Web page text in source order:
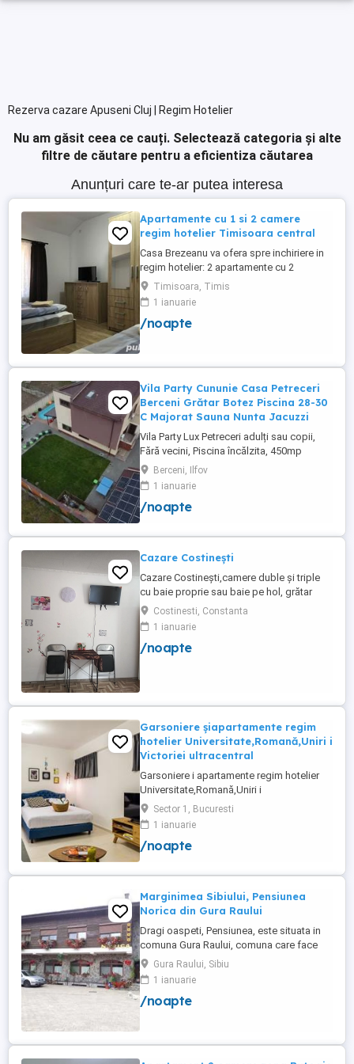
Rezerva cazare Apuseni Cluj | Regim Hotelier
Nu am găsit ceea ce cauți. Selectează categoria și alte
filtre de căutare pentru a eficientiza căutarea
Anunțuri care te-ar putea interesa
Apartamente cu 1 si 2 camere
regim hotelier Timisoara central
Casa Brezeanu va ofera spre inchiriere in
regim hotelier: 2 apartamente cu 2
dormitoare, baie si bucatarie proprie. (4
locuri cazare in fiecare apartament) 1
apartament cu 1 dormitor, baie si
bucatarie proprie. (3 locuri cazare) Fiecare
Timisoara, Timis
1 ianuarie
/noapte
Vila Party Cununie Casa Petreceri
Berceni Grătar Botez Piscina 28-30
C Majorat Sauna Nunta Jacuzzi
Vila Party Lux Petreceri adulți sau copii,
Fără vecini, Piscina încălzita, 450mp
S+P+2E lângă București ( Berceni- Ilfov) ,
asfalt, Uber Bolt ,pentru cazare regim
hotelier, petreceri copii, pool party 30 ,
onomastici , nunti , botezuri, team building
party, ...
Berceni, Ilfov
1 ianuarie
/noapte
Cazare Costinești
Cazare Costinești,camere duble și triple
cu baie proprie sau baie pe hol, grătar
frigider curte,parcare proprie , prețuri
începând de la 150 lei pe noapte,telefon
Costinesti, Constanta
1 ianuarie
/noapte
Garsoniere șiapartamente regim
hotelier Universitate,Romană,Uniri i
Victoriei ultracentral
Garsoniere i apartamente regim hotelier
Universitate,Romană,Uniri i
Victoriei,renovate recent i utilate complet.
Preț: De la 120-200 lei pentru 3 ore Preț
garsoniere 120-200 lei pentru noapte Preț
apartamente 200-300 lei pentru noapte
Sector 1, Bucuresti
1 ianuarie
/noapte
Marginimea Sibiului, Pensiunea
Norica din Gura Raului
Dragi oaspeti, Pensiunea, este situata in
comuna Gura Raului, comuna care face
parte din salba celor mai vechi, frumoase
si instarite asezari ce alcatuiesc
Marginimea Sibiului, la 18 km de Sibiu in
directia Sebes (Cristian, Orlat, Gura
Gura Raului, Sibiu
1 ianuarie
/noapte